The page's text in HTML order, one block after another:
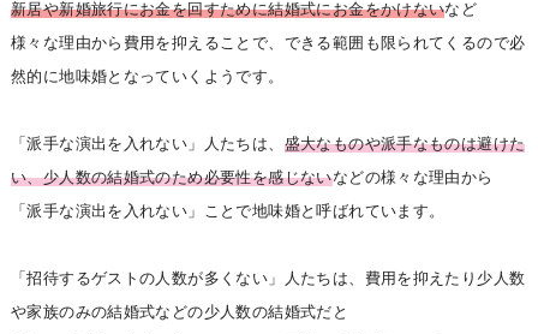
新居や新婚旅行にお金を回すために結婚式にお金をかけないなど
様々な理由から費用を抑えることで、できる範囲も限られてくるので必
然的に地味婚となっていくようです。
「派手な演出を入れない」人たちは、 盛大なものや派手なものは避けた
い、少人数の結婚式のため必要性を感じないなどの様々な理由から
「派手な演出を入れない」ことで地味婚と呼ばれています。
「招待するゲストの人数が多くない」人たちは、費用を抑えたり少人数
や家族のみの結婚式などの少人数の結婚式だと